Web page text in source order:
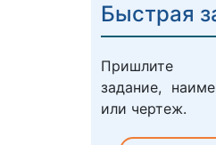
Быстрая
Пришлите
задание,
или чертеж.